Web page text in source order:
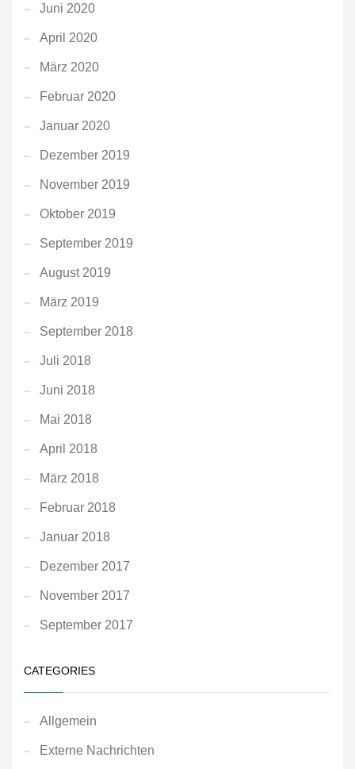
Juni 2020
April 2020
März 2020
Februar 2020
Januar 2020
Dezember 2019
November 2019
Oktober 2019
September 2019
August 2019
März 2019
September 2018
Juli 2018
Juni 2018
Mai 2018
April 2018
März 2018
Februar 2018
Januar 2018
Dezember 2017
November 2017
September 2017
CATEGORIES
Allgemein
Externe Nachrichten